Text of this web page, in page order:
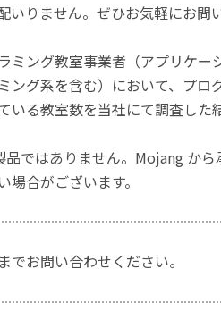
いりません。ぜひお気軽にお問
ミング教室事業者（アプリケ
ング系を含む）において、プ
いる教室数を当社にて調査した
品ではありません。Mojang か
合がございます。
でお問い合わせください。